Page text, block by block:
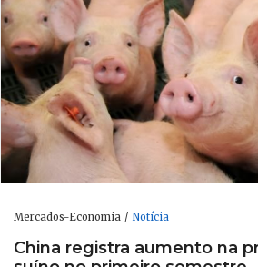
Mercados-Economia Notícia
China registra aumento na